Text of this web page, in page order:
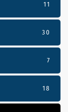
11
30
7
18